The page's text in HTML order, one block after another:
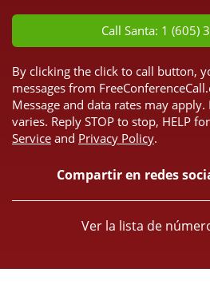
Call Santa: 1 (605)
By clicking the click to call button,
messages from
Message and data rates may
varies. Reply STOP to stop, HELP
Service and Privacy Policy.
Compartir en redes
Ver la lista de